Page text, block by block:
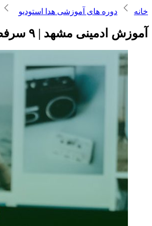
خانه دوره های آموزشی هدا استودیو
آموزش ادمینی مشهد | ۹ سرفصل مهم